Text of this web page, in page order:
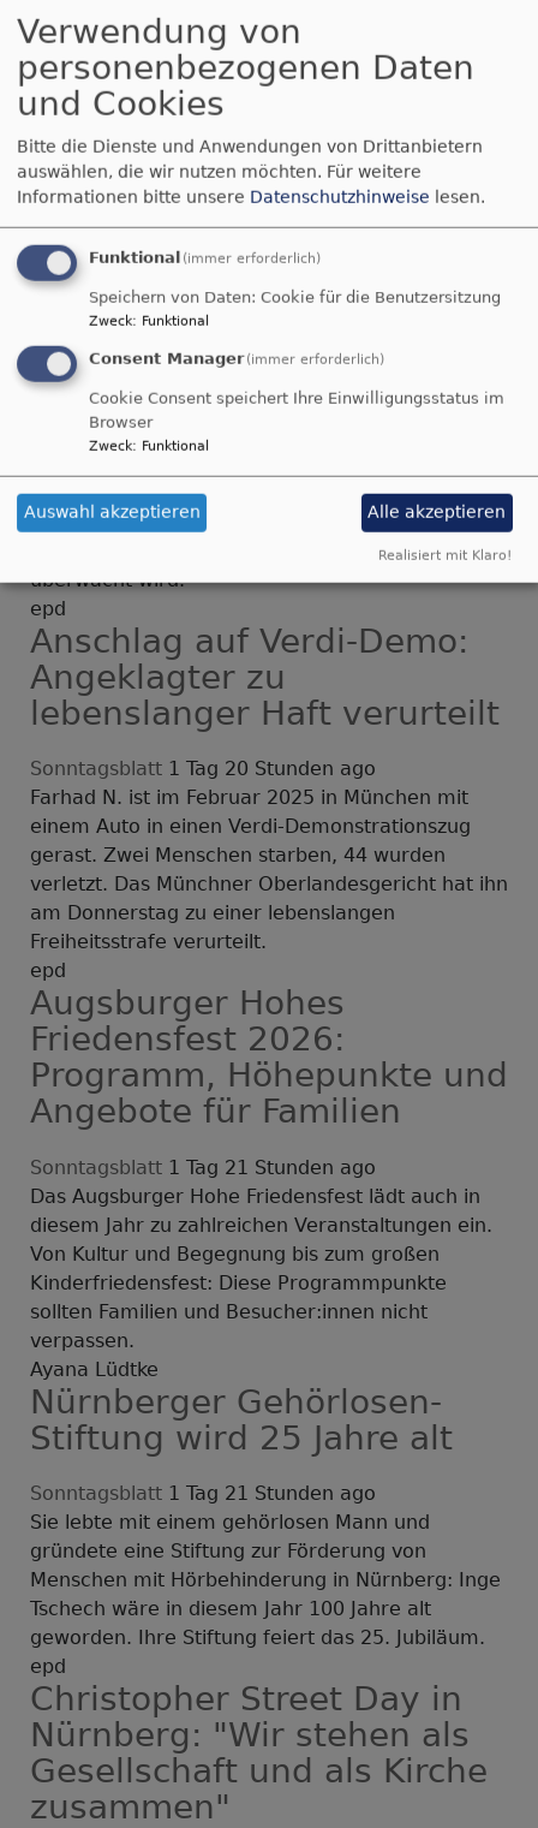
Sonntagsblatt 1 Tag 18 Stunden ago
Zwischen Dorfkirche und Stammtisch sucht Ralf
Frisch nach Frieden, Heimat und Gott. Seine
melancholische Meditation über Sehnsucht,
Vergänglichkeit und die Frage, wo der Mensch
Ralf Frisch
AfD-Abgeordneter Nolte
unter Beobachtung des
Verfassungsschutzes
Sonntagsblatt1 Tag 18 Stunden ago
Der AfD-Politiker Benjamin Nolte aus dem
Beobachtung des bayerischen
Verfassungsschutzes. Damit ist er der dritte
Landtagsabgeordnete seiner Partei, der
überwacht wird.
epd
Anschlag auf Verdi-Demo:
Angeklagter zu
lebenslanger Haft verurteilt
Sonntagsblatt 1 Tag 20 Stunden ago
Farhad N. ist im Februar 2025 in München mit
einem Auto in einen Verdi-Demonstrationszug
gerast. Zwei Menschen starben, 44 wurden
verletzt. Das Münchner Oberlandesgericht hat ihn
am Donnerstag zu einer lebenslangen
Freiheitsstrafe verurteilt.
epd
Augsburger Hohes
Friedensfest 2026:
Programm, Höhepunkte und
Angebote für Familien
Sonntagsblatt 1 Tag 21 Stunden ago
Das Augsburger Hohe Friedensfest lädt auch in
diesem Jahr zu zahlreichen Veranstaltungen ein.
Von Kultur und Begegnung bis zum großen
Kinderfriedensfest: Diese Programmpunkte
sollten Familien und Besucher:innen nicht
verpassen.
Ayana Lüdtke
Nürnberger Gehörlosen-
Stiftung wird 25 Jahre alt
Sonntagsblatt 1 Tag 21 Stunden ago
Sie lebte mit einem gehörlosen Mann und
gründete eine Stiftung zur Förderung von
Menschen mit Hörbehinderung in Nürnberg: Inge
Tschech wäre in diesem Jahr 100 Jahre alt
geworden. Ihre Stiftung feiert das 25. Jubiläum.
epd
Christopher Street Day in
Nürnberg: "Wir stehen als
Gesellschaft und als Kirche
zusammen"
Verwendung von
personenbezogenen Daten
und Cookies
Bitte die Dienste und Anwendungen von Drittanbietern
auswählen, die wir nutzen möchten. Für weitere
Informationen bitte unsere Datenschutzhinweise lesen.
Funktional (immer erforderlich)
Speichern von Daten: Cookie für die Benutzersitzung
Zweck: Funktional
Consent Manager (immer erforderlich)
Cookie Consent speichert Ihre Einwilligungsstatus im
Browser
Zweck: Funktional
Auswahl akzeptieren Alle akzeptieren
Realisiert mit Klaro!